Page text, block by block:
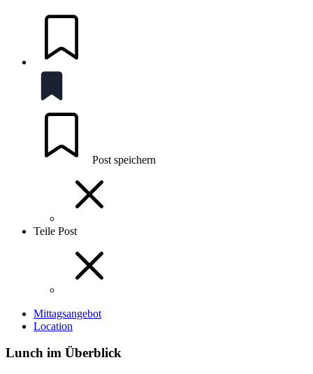
Post speichern
Teile Post
Mittagsangebot
Location
Lunch im Überblick